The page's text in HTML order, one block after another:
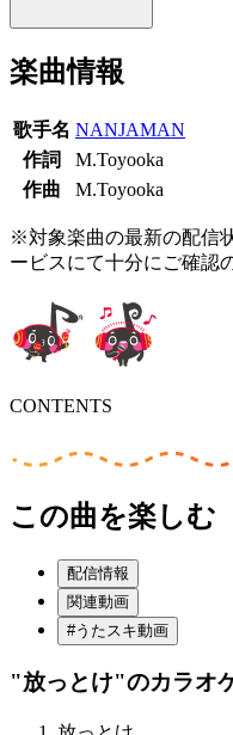
楽曲情報
歌手名 NANJAMAN
作詞
M.Toyooka
作曲
M.Toyooka
※対象楽曲の最新の配信
ービスにて十分にご確認
CONTENTS
この曲を楽しむ
配信情報
関連動画
#うたスキ動画
"放っとけ"のカラオ